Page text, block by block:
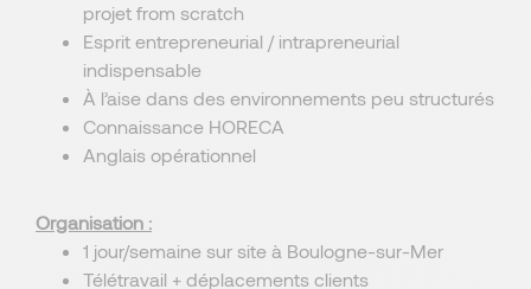
projet from scratch
Esprit entrepreneurial / intrapreneurial
indispensable
À l’aise dans des environnements peu structurés
Connaissance HORECA
Anglais opérationnel
Organisation :
1 jour/semaine sur site à Boulogne-sur-Mer
Télétravail + déplacements clients